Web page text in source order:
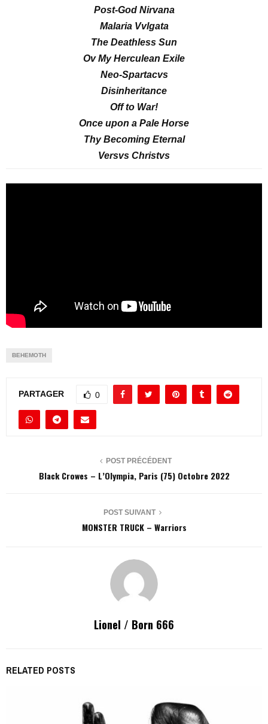
Post-God Nirvana
Malaria Vvlgata
The Deathless Sun
Ov My Herculean Exile
Neo-Spartacvs
Disinheritance
Off to War!
Once upon a Pale Horse
Thy Becoming Eternal
Versvs Christvs
BEHEMOTH
PARTAGER 0
POST PRÉCÉDENT
Black Crowes – L’Olympia, Paris (75) Octobre 2022
POST SUIVANT
MONSTER TRUCK – Warriors
Lionel / Born 666
RELATED POSTS